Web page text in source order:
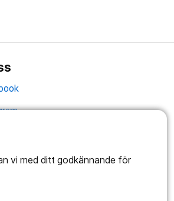
vi med ditt godkännande för